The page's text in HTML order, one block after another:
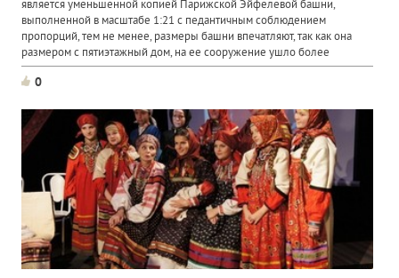
является уменьшенной копией Парижской Эйфелевой башни,
выполненной в масштабе 1:21 с педантичным соблюдением
пропорций, тем не менее, размеры башни впечатляют, так как она
размером с пятиэтажный дом, на ее сооружение ушло более
восьми...
0